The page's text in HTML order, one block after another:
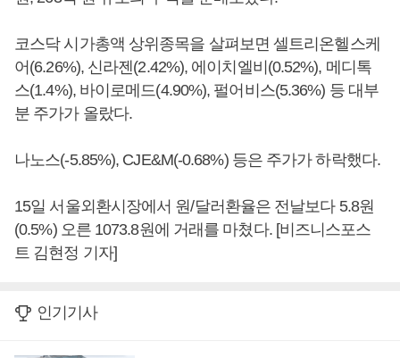
코스닥 시가총액 상위종목을 살펴보면 셀트리온헬스케
어(6.26%), 신라젠(2.42%), 에이치엘비(0.52%), 메디톡
스(1.4%), 바이로메드(4.90%), 펄어비스(5.36%) 등 대부
분 주가가 올랐다.
나노스(-5.85%), CJE&M(-0.68%) 등은 주가가 하락했다.
15일 서울외환시장에서 원/달러환율은 전날보다 5.8원
(0.5%) 오른 1073.8원에 거래를 마쳤다. [비즈니스포스
트 김현정 기자]
인기기사